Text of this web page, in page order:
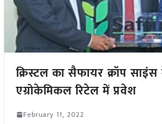
क्रिस्टल का सैफायर क्रॉप
एग्रोकेमिकल रिटेल में प्रवेश
February 11, 2022